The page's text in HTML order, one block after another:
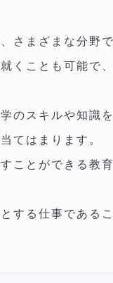
さまざまな分野
くことも可能で
のスキルや知識
てはまります。
ことができる教
する仕事である